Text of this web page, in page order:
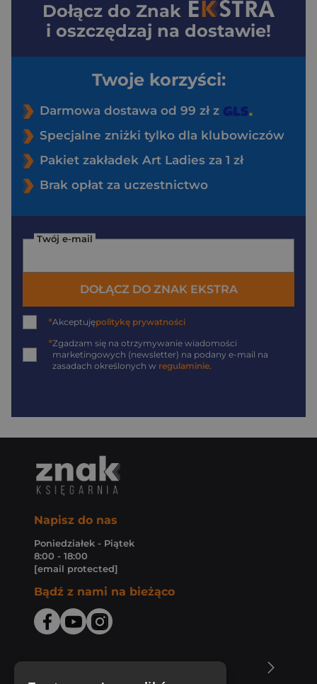
Dołącz do Znak
i oszczędzaj na dostawie!
Twoje korzyści:
Darmowa dostawa od 99 zł z
Specjalne zniżki tylko dla klubowiczów
Pakiet zakładek Art Ladies za 1 zł
Brak opłat za uczestnictwo
Twój e-mail
DOŁĄCZ DO ZNAK EKSTRA
*Akceptujępolitykę prywatności
*Zgadzam się na otrzymywanie wiadomości
marketingowych (newsletter) na podany e-mail na
zasadach określonych w regulaminie.
Napisz do nas
Poniedziałek - Piątek
8:00 - 18:00
[email protected]
Bądź z nami na bieżąco